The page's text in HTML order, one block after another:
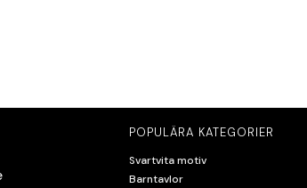
POPULÄRA KATEGORIER
Svartvita motiv
Barntavlor